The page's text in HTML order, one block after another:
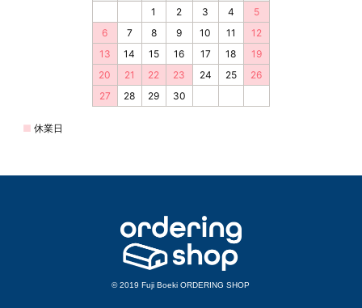
© 2019 Fuji Boeki ORDERING SHOP